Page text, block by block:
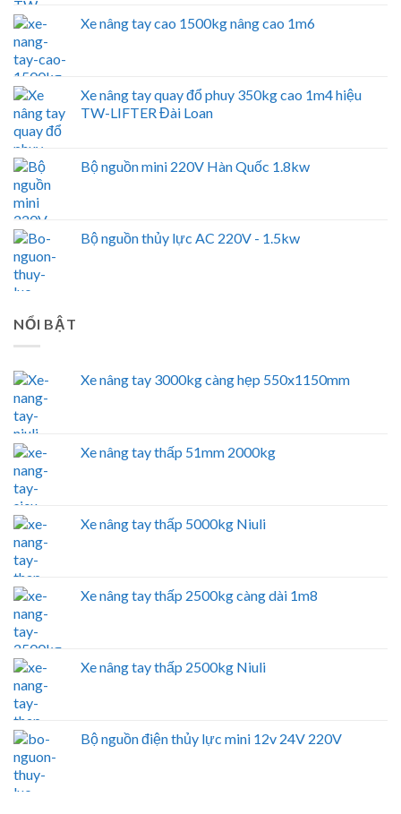
Xe nâng tay cao 1500kg nâng cao 1m6
Xe nâng tay quay đổ phuy 350kg cao 1m4 hiệu
TW-LIFTER Đài Loan
Bộ nguồn mini 220V Hàn Quốc 1.8kw
Bộ nguồn thủy lực AC 220V - 1.5kw
NỔI BẬT
Xe nâng tay 3000kg càng hẹp 550x1150mm
Xe nâng tay thấp 51mm 2000kg
Xe nâng tay thấp 5000kg Niuli
Xe nâng tay thấp 2500kg càng dài 1m8
Xe nâng tay thấp 2500kg Niuli
Bộ nguồn điện thủy lực mini 12v 24V 220V